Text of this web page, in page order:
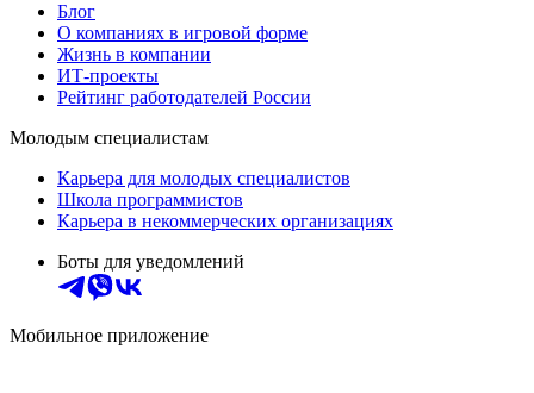
Блог
О компаниях в игровой форме
Жизнь в компании
ИТ-проекты
Рейтинг работодателей России
Молодым специалистам
Карьера для молодых специалистов
Школа программистов
Карьера в некоммерческих организациях
Боты для уведомлений
Мобильное приложение